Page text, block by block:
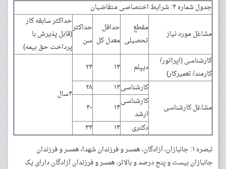
جدول شماره ۴: شرایط اختصاصی متقاضیان
مشاغل مورد نیاز
مقطع
تحصیلی
حداقل
معدل کل
حداکثر
سن
حداکثر سابقه کار
(قابل پذیرش با
پرداخت حق بیمه)
کارشناسی (اپراتور/
کارمند/ تعمیرکار)
دیپلم ۱۳ ۲۴
۴سال
مشاغل کارشناسی
کارشناسی۱۳
۲۸
کارشناسی
ارشد
۱۴
۳۰
دکتری
۱۴
۳۳
تبصره ۱: جانبازان، آزادگان، همسر و فرزندان شهدا، همسر و فرزندان
جانبازان بیست و پنج درصد و بالاتر، همسر و فرزندان آزادگان دارای یک